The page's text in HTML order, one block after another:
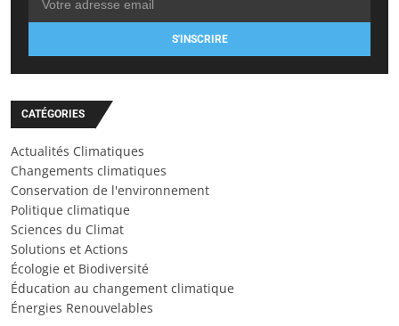
S'INSCRIRE
CATÉGORIES
Actualités Climatiques
Changements climatiques
Conservation de l'environnement
Politique climatique
Sciences du Climat
Solutions et Actions
Écologie et Biodiversité
Éducation au changement climatique
Énergies Renouvelables